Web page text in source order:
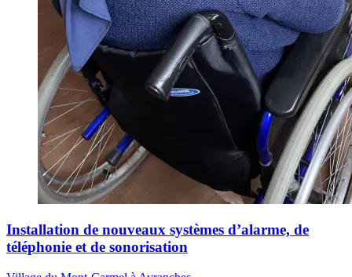
Installation de nouveaux systèmes d’alarme, de
téléphonie et de sonorisation